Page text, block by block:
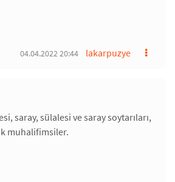
lakarpuzye
04.04.2022 20:44
saray, sülalesi ve saray soytarıları,
muhalifimsiler.